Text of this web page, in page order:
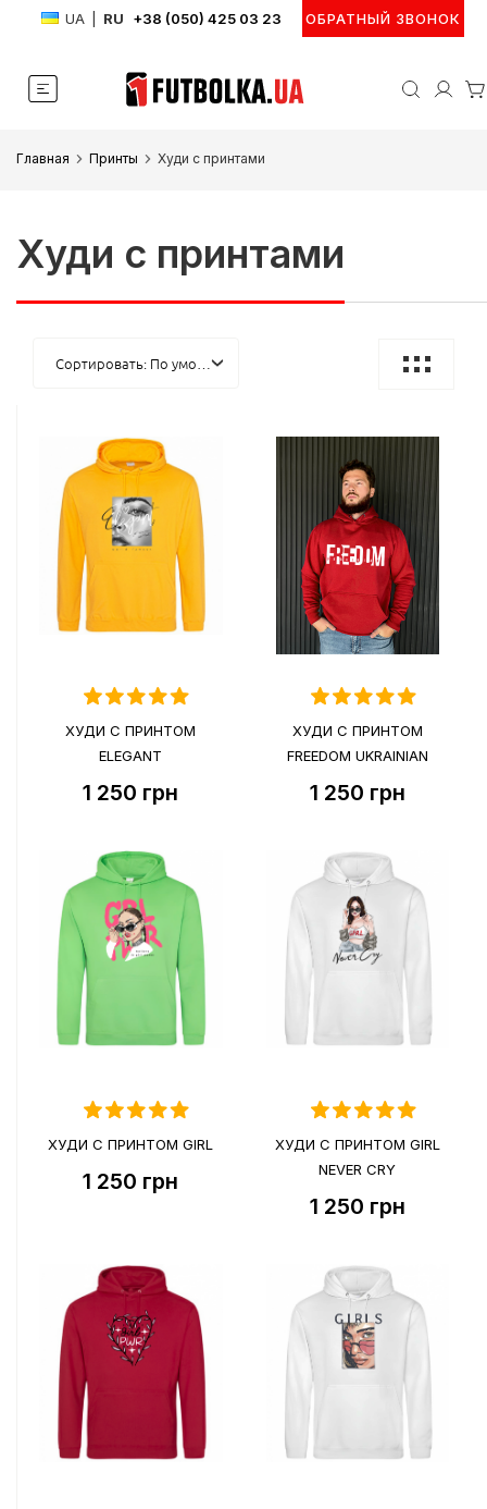
UA RU +38 (050) 425 03 23 ОБРАТНЫЙ ЗВОНОК
Главная Принты Худи с принтами
Худи с принтами
Сортировать: По умолчанию
ХУДИ С ПРИНТОМ
ELEGANT
1 250 грн
ХУДИ С ПРИНТОМ
FREEDOM UKRAINIAN
1 250 грн
ХУДИ С ПРИНТОМ GIRL
1 250 грн
ХУДИ С ПРИНТОМ GIRL
NEVER CRY
1 250 грн